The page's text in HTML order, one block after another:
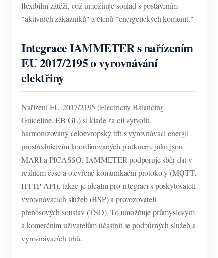
flexibilní zátěži, což umožňuje soulad s postavením
"aktivních zákazníků" a členů "energetických komunit."
Integrace IAMMETER s nařízením
EU 2017/2195 o vyrovnávání
elektřiny
Nařízení EU 2017/2195 (Electricity Balancing
Guideline, EB GL) si klade za cíl vytvořit
harmonizovaný celoevropský trh s vyrovnávací energií
prostřednictvím koordinovaných platforem, jako jsou
MARI a PICASSO. IAMMETER podporuje sběr dat v
reálném čase a otevřené komunikační protokoly (MQTT,
HTTP API), takže je ideální pro integraci s poskytovateli
vyrovnávacích služeb (BSP) a provozovateli
přenosových soustav (TSO). To umožňuje průmyslovým
a komerčním uživatelům účastnit se podpůrných služeb a
vyrovnávacích trhů.